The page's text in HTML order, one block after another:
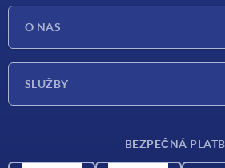
O NÁS
SLUŽBY
BEZPEČNÁ